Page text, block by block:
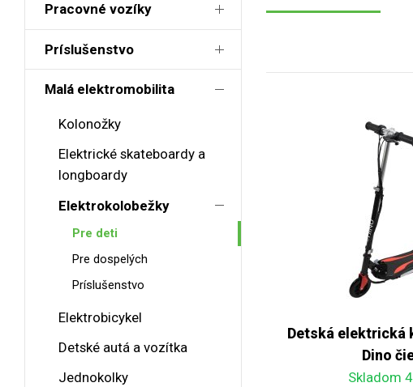
Pracovné vozíky
Príslušenstvo
Malá elektromobilita
Kolonožky
Elektrické skateboardy a
longboardy
Elektrokolobežky
Pre deti
Pre dospelých
Príslušenstvo
Elektrobicykel
Detské autá a vozítka
Jednokolky
Detská elektrická
Dino
Skladom